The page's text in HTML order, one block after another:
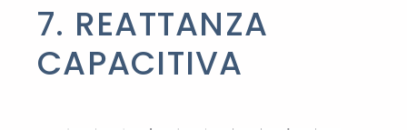
7. REATTANZA
CAPACITIVA